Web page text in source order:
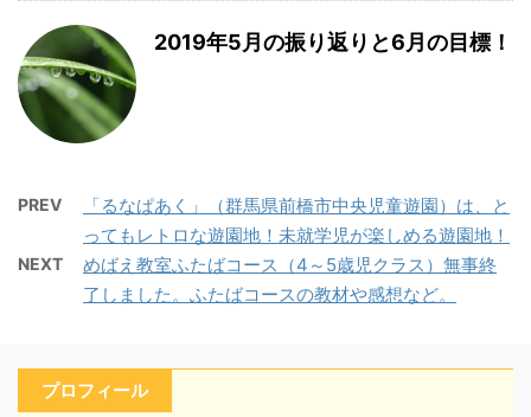
2019年5月の振り返りと6月の目標！
PREV
「るなぱあく」（群馬県前橋市中央児童遊園）は、と
ってもレトロな遊園地！未就学児が楽しめる遊園地！
NEXT
めばえ教室ふたばコース（4～5歳児クラス）無事終
了しました。ふたばコースの教材や感想など。
プロフィール